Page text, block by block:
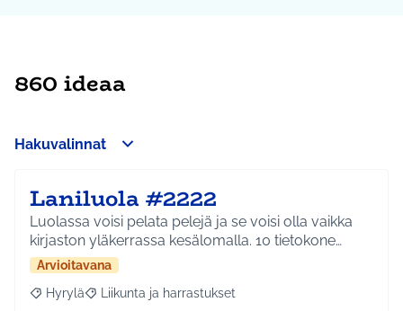
860 ideaa
Hakuvalinnat
Laniluola #2222
Luolassa voisi pelata pelejä ja se voisi olla vaikka
kirjaston yläkerrassa kesälomalla. 10 tietokone…
Arvioitavana
Rajaa tulokset aihepiirin mukaan: Hyrylä
Hyrylä Rajaa tulokset teeman mukaan: Liikunta ja
Liikunta ja harrastukset